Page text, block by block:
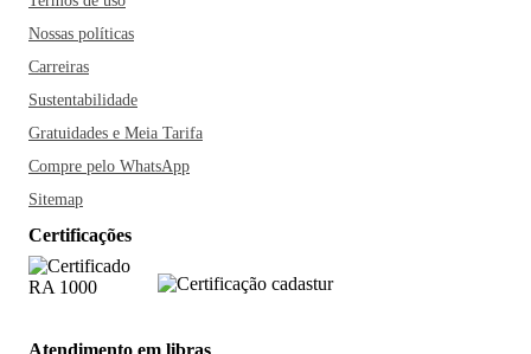
Nossas políticas
Carreiras
Sustentabilidade
Gratuidades e Meia Tarifa
Compre pelo WhatsApp
Sitemap
Certificações